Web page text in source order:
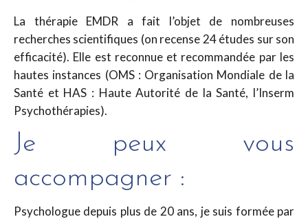
La thérapie EMDR a fait l’objet de nombreuses
recherches scientifiques (on recense 24 études sur son
efficacité). Elle est reconnue et recommandée par les
hautes instances (OMS : Organisation Mondiale de la
Santé et HAS : Haute Autorité de la Santé, l’Inserm
Psychothérapies).
Je peux vous
accompagner :
Psychologue depuis plus de 20 ans, je suis formée par